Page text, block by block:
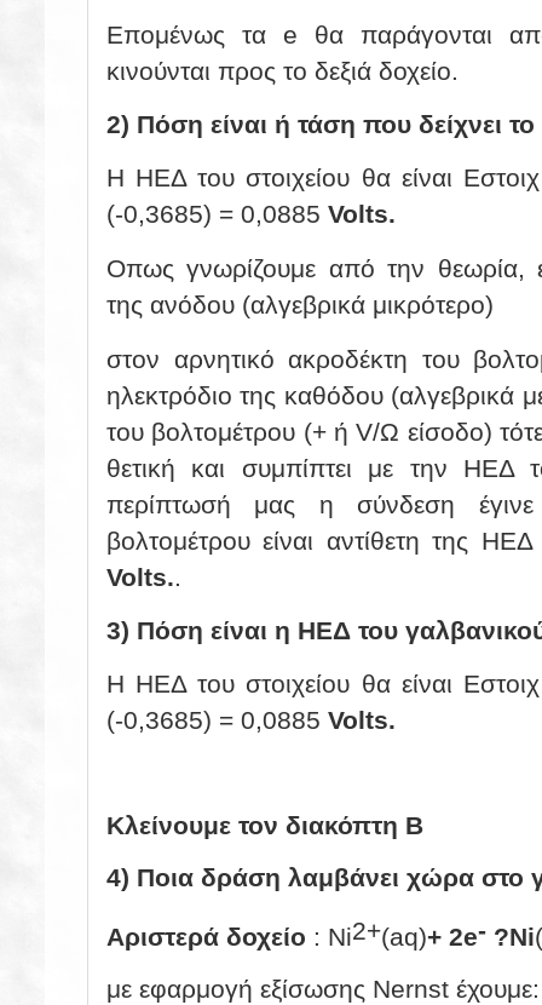
Eπομένως τα e θα παράγονται
κινούνται προς το δεξιά δοχείο.
2) Πόση είναι ή τάση που δείχνει
Η ΗΕΔ του στοιχείου θα είναι
(-0,3685) = 0,0885 Volts.
Οπωςγνωρίζουμε από την θεωρία,
της ανόδου (αλγεβρικά μικρότερο)
στον αρνητικό ακροδέκτη του
ηλεκτρόδιο της καθόδου (αλγεβρικά
του βολτομέτρου (+ ή V/Ω είσοδο)
θετική και συμπίπτει με την ΗΕΔ
περίπτωσή μας η σύνδεση
βολτομέτρου είναι αντίθετη της
Volts..
3) Πόση είναι η ΗΕΔ του
Η ΗΕΔ του στοιχείου θα είναι
(-0,3685) = 0,0885 Volts.
Κλείνουμε τον διακόπτη Β
4) Ποια δράση λαμβάνει χώρα στο
Αριστερά δοχείο : Ni2+(aq)+ 2e- ?Ni
με εφαρμογή εξίσωσης Nernst έχουμε: